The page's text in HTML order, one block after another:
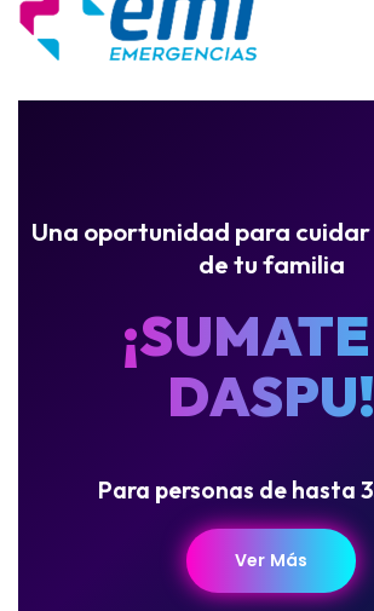
Una oportunidad para cuidar
de tu familia
DASPU!
Para personas de hasta
Ver Más